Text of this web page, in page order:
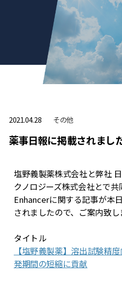
2021.04.28 その他
薬事日報に掲載されまし
塩野義製薬株式会社と弊社
クノロジーズ株式会社とで
Enhancerに関する記事が本
されましたので、ご案内致し
タイトル
【塩野義製薬】溶出試験精
発期間の短縮に貢献